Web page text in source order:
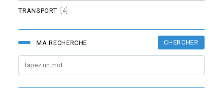
TRANSPORT [4]
MA RECHERCHE CHERCHER